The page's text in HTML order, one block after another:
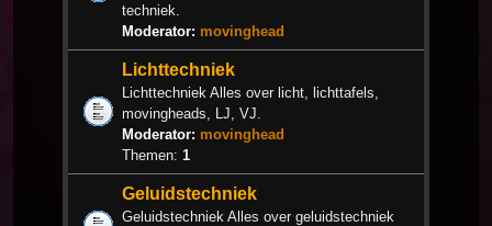
techniek.
Moderator: movinghead
Lichttechniek
Lichttechniek Alles over licht, lichttafels,
movingheads, LJ, VJ.
Moderator: movinghead
Themen: 1
Geluidstechniek
Geluidstechniek Alles over geluidstechniek